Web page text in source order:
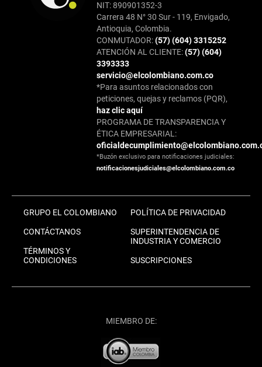
NIT: 890901352-3
Carrera 48 N° 30 Sur - 119, Envigado,
Antioquia, Colombia.
CONMUTADOR:(57) (604) 3315252
ATENCIÓN AL CLIENTE:(57) (604)
3393333
servicio@elcolombiano.com.co
*Para asuntos relacionados con
peticiones, quejas y reclamos (PQR),
haz clic aquí
PROGRAMA DE TRANSPARENCIA Y
ÉTICA EMPRESARIAL:
*Buzón exclusivo para notificaciones judiciales:
notificacionesjudiciales@elcolombiano.com.co
GRUPO EL COLOMBIANO
CONTÁCTANOS
TÉRMINOS Y
CONDICIONES
POLÍTICA DE PRIVACIDAD
SUPERINTENDENCIA DE
INDUSTRIA Y COMERCIO
SUSCRIPCIONES
MIEMBRO DE: